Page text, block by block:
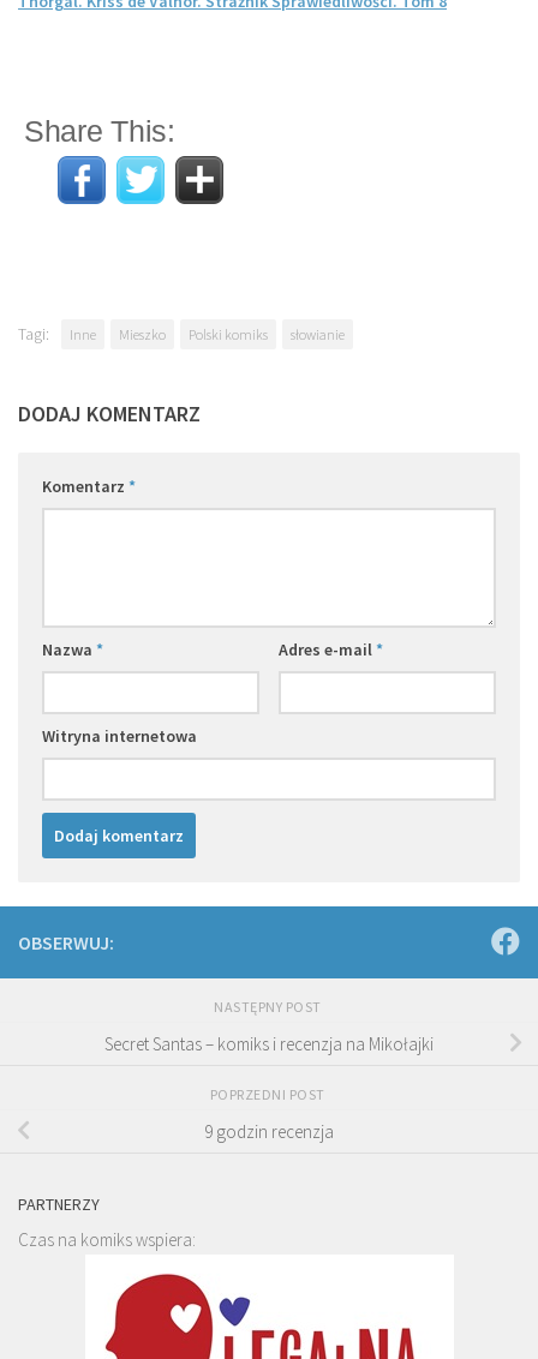
Share This:
Tagi: Inne Mieszko Polski komiks słowianie
DODAJ KOMENTARZ
Komentarz *
Nazwa * Adres e-mail*
Witryna internetowa
OBSERWUJ:
NASTĘPNY POST
Secret Santas – komiks i recenzja na Mikołajki
POPRZEDNI POST
9 godzin recenzja
PARTNERZY
Czas na komiks wspiera: